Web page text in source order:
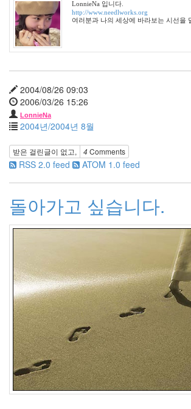
LonnieNa 입니다.
http://www.needlworks.org
여러분과 나의 세상에 바라보는 시선을
2004/08/26 09:03
2006/03/26 15:26
LonnieNa
2004년/2004년 8월
받은 걸린글이 없고, 4Comments
RSS 2.0 feed ATOM 1.0 feed
돌아가고 싶습니다.
월
42
2006
년
2
월
2006
년
3
월
2006
년
25
2006
년
2006
년
6
월
1
2006
년
7
월
21
2006